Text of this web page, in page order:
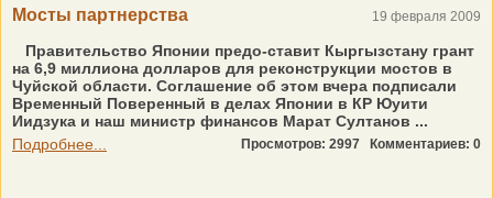
Мосты партнерства 19 февраля 2009
Правительство Японии предо-ставит Кыргызстану грант
на 6,9 миллиона долларов для реконструкции мостов в
Чуйской области. Соглашение об этом вчера подписали
Временный Поверенный в делах Японии в КР Юуити
Иидзука и наш министр финансов Марат Султанов ...
Подробнее...
Просмотров: 2997 Комментариев: 0